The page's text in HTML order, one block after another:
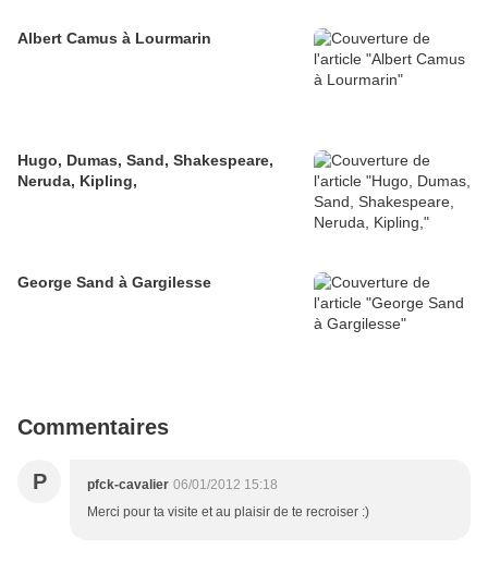
Albert Camus à Lourmarin
Hugo, Dumas, Sand, Shakespeare,
Neruda, Kipling,
George Sand à Gargilesse
Commentaires
P pfck-cavalier 06/01/2012 15:18
Merci pour ta visite et au plaisir de te recroiser :)